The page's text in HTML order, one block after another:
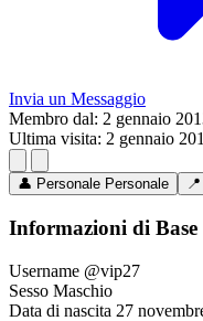
Invia un Messaggio
Membro dal: 2 gennaio
Ultima visita: 2 gennaio
👤 Personale Personale 📍
Informazioni di Base
Username @vip27
Sesso Maschio
Data di nascita 27